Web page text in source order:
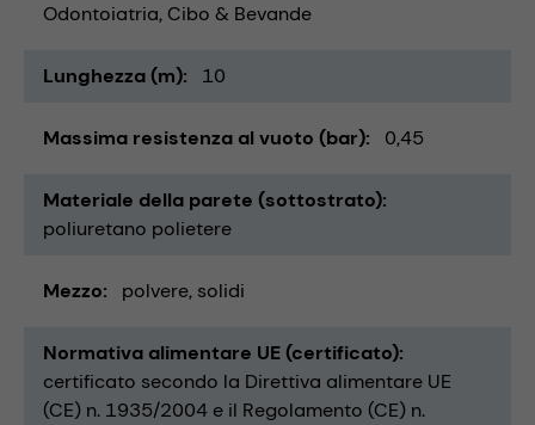
Odontoiatria Cibo & Bevande
Lunghezza (m) 10
Massima resistenza al vuoto (bar) 0,45
Materiale della parete (sottostrato)
poliuretano polietere
Mezzo polvere solidi
Normativa alimentare UE (certificato)
certificato secondo la Direttiva alimentare UE
(CE) n. 1935/2004 e il Regolamento (CE) n.